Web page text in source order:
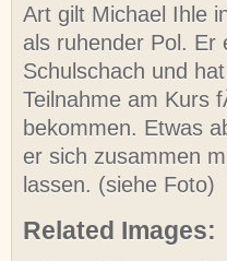
Art gilt Michael Ihle
als ruhender Pol.
Schulschach und
Teilnahme am Kurs
bekommen. Etwas
er sich zusammen
lassen. (siehe Foto)
Related Images: